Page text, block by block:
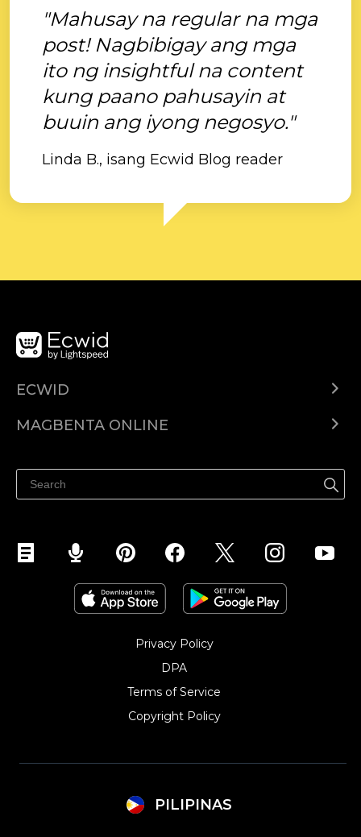
"Mahusay na regular na mga
post! Nagbibigay ang mga
ito ng insightful na content
kung paano pahusayin at
buuin ang iyong negosyo."
Linda B., isang Ecwid Blog reader
ECWID
Help center
MAGBENTA ONLINE
Ibenta sa Facebook
Privacy Policy
DPA
Terms of Service
Copyright Policy‎
PILIPINAS